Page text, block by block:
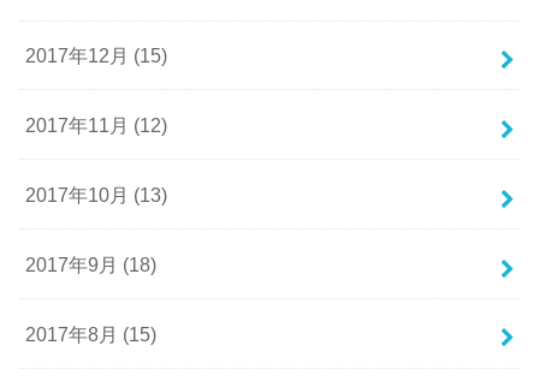
2017年12月 (15)
2017年11月 (12)
2017年10月 (13)
2017年9月 (18)
2017年8月 (15)